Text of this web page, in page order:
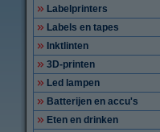
Labelprinters
Labels en tapes
Inktlinten
3D-printen
Led lampen
Batterijen en accu's
Eten en drinken